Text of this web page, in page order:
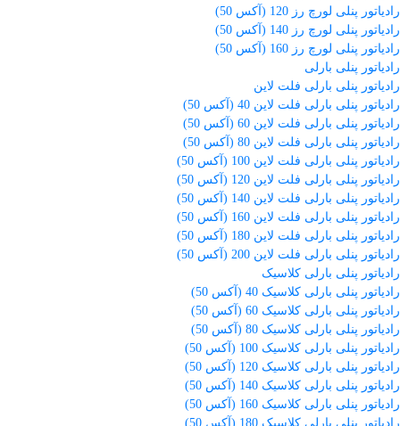
رادیاتور پنلی لورچ رز 120 (آکس 50)
رادیاتور پنلی لورچ رز 140 (آکس 50)
رادیاتور پنلی لورچ رز 160 (آکس 50)
رادیاتور پنلی بارلی
رادیاتور پنلی بارلی فلت لاین
رادیاتور پنلی بارلی فلت لاین 40 (آکس 50)
رادیاتور پنلی بارلی فلت لاین 60 (آکس 50)
رادیاتور پنلی بارلی فلت لاین 80 (آکس 50)
رادیاتور پنلی بارلی فلت لاین 100 (آکس 50)
رادیاتور پنلی بارلی فلت لاین 120 (آکس 50)
رادیاتور پنلی بارلی فلت لاین 140 (آکس 50)
رادیاتور پنلی بارلی فلت لاین 160 (آکس 50)
رادیاتور پنلی بارلی فلت لاین 180 (آکس 50)
رادیاتور پنلی بارلی فلت لاین 200 (آکس 50)
رادیاتور پنلی بارلی کلاسیک
رادیاتور پنلی بارلی کلاسیک 40 (آکس 50)
رادیاتور پنلی بارلی کلاسیک 60 (آکس 50)
رادیاتور پنلی بارلی کلاسیک 80 (آکس 50)
رادیاتور پنلی بارلی کلاسیک 100 (آکس 50)
رادیاتور پنلی بارلی کلاسیک 120 (آکس 50)
رادیاتور پنلی بارلی کلاسیک 140 (آکس 50)
رادیاتور پنلی بارلی کلاسیک 160 (آکس 50)
رادیاتور پنلی بارلی کلاسیک 180 (آکس 50)